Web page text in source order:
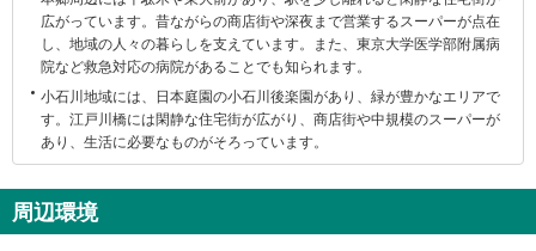
に
す
る
報
広がっています。昔ながらの商店街や深夜まで営業するスーパーが点在
し、地域の人々の暮らしを支えています。また、東京大学医学部附属病
院など救急対応の病院があることでも知られます。
小石川地域には、日本庭園の小石川後楽園があり、緑が豊かなエリアで
す。江戸川橋には閑静な住宅街が広がり、商店街や中規模のスーパーが
あり、生活に必要なものがそろっています。
周辺環境